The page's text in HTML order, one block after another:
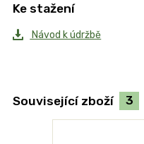
Ke stažení
Návod k údržbě
Související zboží 3